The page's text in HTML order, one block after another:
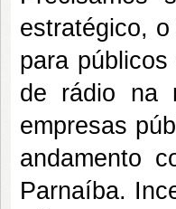
estratégico,
para
de rádio na
empresas
andamento
Parnaíba.